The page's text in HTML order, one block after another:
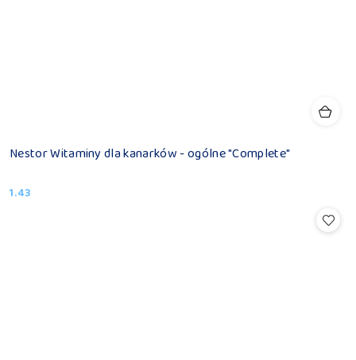
Nestor Witaminy dla kanarków - ogólne "Complete"
Cena:
1.43